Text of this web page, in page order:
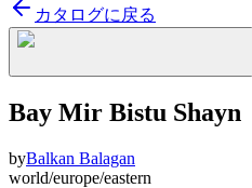
カタログに戻る
Bay Mir Bistu Shayn
byBalkan Balagan
world/europe/eastern